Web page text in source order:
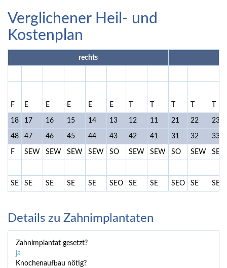
Verglichener Heil- und
Kostenplan
rechts
F E E E E E
18 17 16 15 14 13 12 11 21 22 23
48 47 46 45 44 43 42 41 31 32 33
F SEW SEW SEW SEW SO SEW SEW SO SEW SEW
SE SE SE SE SE SEO SE SE SEO SE SE
Details zu Zahnimplantaten
Zahnimplantat gesetzt?
ja
Knochenaufbau nötig?